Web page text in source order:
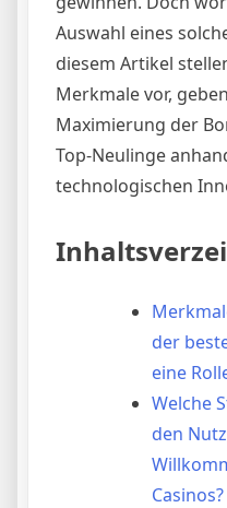
Auswahl eines
diesem Artikel
Merkmale vor,
Maximierung der
Top-Neulinge
technologischen
der
eine
Welche
den
Casinos?